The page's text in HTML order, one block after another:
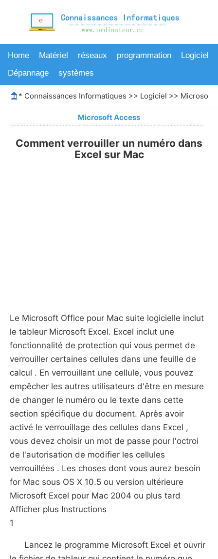
Home Matériel réseaux programmation
Logiciel
Dépannage
systèmes
* Connaissances Informatiques >> Logiciel >> Microsoft
Microsoft Access
Comment verrouiller un numéro dans
Excel sur Mac
Le Microsoft Office pour Mac suite logicielle inclut
le tableur Microsoft Excel. Excel inclut une
fonctionnalité de protection qui vous permet de
verrouiller certaines cellules dans une feuille de
calcul . En verrouillant une cellule, vous pouvez
empêcher les autres utilisateurs d'être en mesure
de changer le numéro ou le texte dans cette
section spécifique du document. Après avoir
activé le verrouillage des cellules dans Excel ,
vous devez choisir un mot de passe pour l'octroi
de l'autorisation de modifier les cellules
verrouillées . Les choses dont vous aurez besoin
for Mac sous OS X 10.5 ou version ultérieure
Microsoft Excel pour Mac 2004 ou plus tard
Afficher plus Instructions
1
Lancez le programme Microsoft Excel et ouvrir